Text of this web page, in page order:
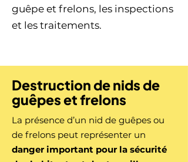
guêpe et frelons, les inspections
et les traitements.
Destruction de nids de
guêpes et frelons
La présence d’un nid de guêpes ou
de frelons peut représenter un
danger important pour la sécurité